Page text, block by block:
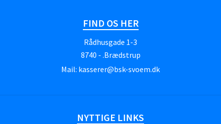
FIND OS HER
Rådhusgade 1-3
8740 - .Brædstrup
Mail: kasserer@bsk-svoem.dk
NYTTIGE LINKS